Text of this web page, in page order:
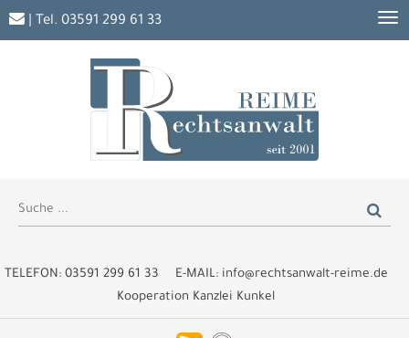
TELEFON: 03591 299 61 33 E-MAIL: info@rechtsanwalt-reime.de
Kooperation Kanzlei Kunkel
| Tel. 03591 299 61 33